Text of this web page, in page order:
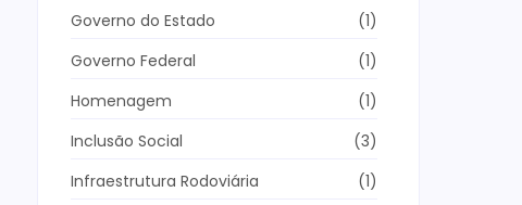
Governo do Estado
(1)
Governo Federal
(1)
Homenagem
(1)
Inclusão Social
(3)
Infraestrutura Rodoviária
(1)